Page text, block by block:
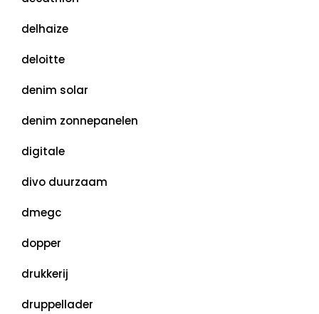
delhaize
deloitte
denim solar
denim zonnepanelen
digitale
divo duurzaam
dmegc
dopper
drukkerij
druppellader